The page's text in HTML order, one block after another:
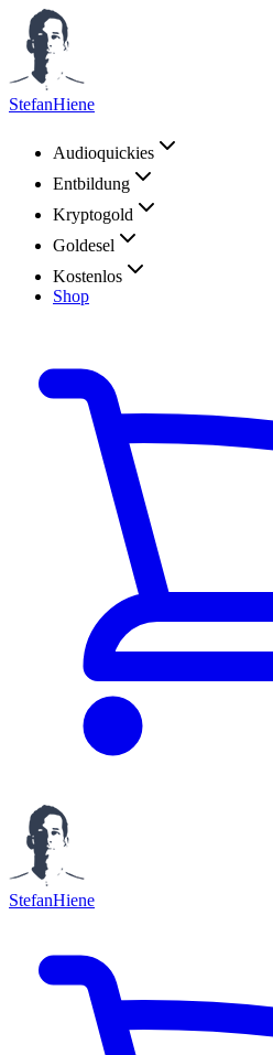
StefanHiene
Audioquickies
Entbildung
Kryptogold
Goldesel
Kostenlos
Shop
StefanHiene